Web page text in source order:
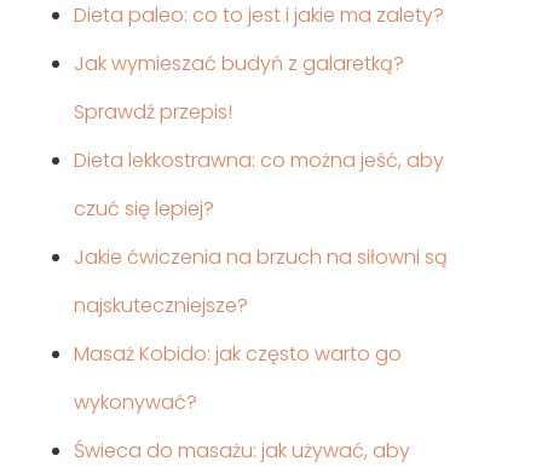
Dieta paleo: co to jest i jakie ma zalety?
Jak wymieszać budyń z galaretką?
Sprawdź przepis!
Dieta lekkostrawna: co można jeść, aby
czuć się lepiej?
Jakie ćwiczenia na brzuch na siłowni są
najskuteczniejsze?
Masaż Kobido: jak często warto go
wykonywać?
Świeca do masażu: jak używać, aby